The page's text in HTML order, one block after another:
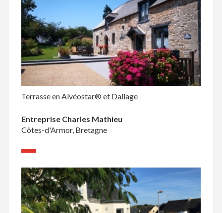
Terrasse en Alvéostar® et Dallage
Entreprise Charles Mathieu
Côtes-d'Armor, Bretagne